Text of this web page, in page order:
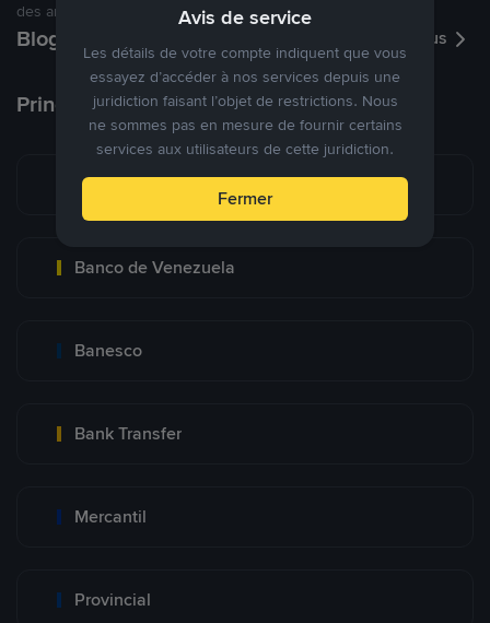
des annonces commerciales pour fixer vos propres prix.
Blog P2P Voir plus
Principaux modes de paiement
Pago Movil
Banco de Venezuela
Banesco
Bank Transfer
Mercantil
Provincial
Avis de service
Les détails de votre compte indiquent que vous
essayez d’accéder à nos services depuis une
juridiction faisant l’objet de restrictions. Nous
ne sommes pas en mesure de fournir certains
services aux utilisateurs de cette juridiction.
Fermer